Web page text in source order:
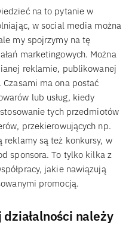
na to pytanie w
w social media można
my spojrzymy na tę
marketingowych. Można
reklamie, publikowanej
Czasami ma ona postać
lub usług, kiedy
tych przedmiotów
przekierowujących np.
są też konkursy, w
sponsora. To tylko kilka z
jakie nawiązują
promocją.
należy